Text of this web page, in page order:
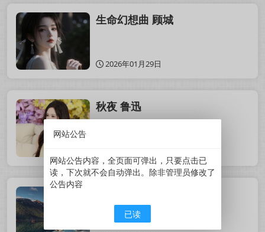
生命幻想曲 顾城
2026年01月29日
秋夜 鲁迅
网站公告
网站公告内容，全页面可弹出，只要点击已
读，下次就不会自动弹出。除非管理员修改了
公告内容
已读